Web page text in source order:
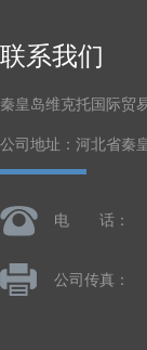
联系我们
秦皇岛维克托国际贸
公司地址：河北省秦
电 话：
公司传真：